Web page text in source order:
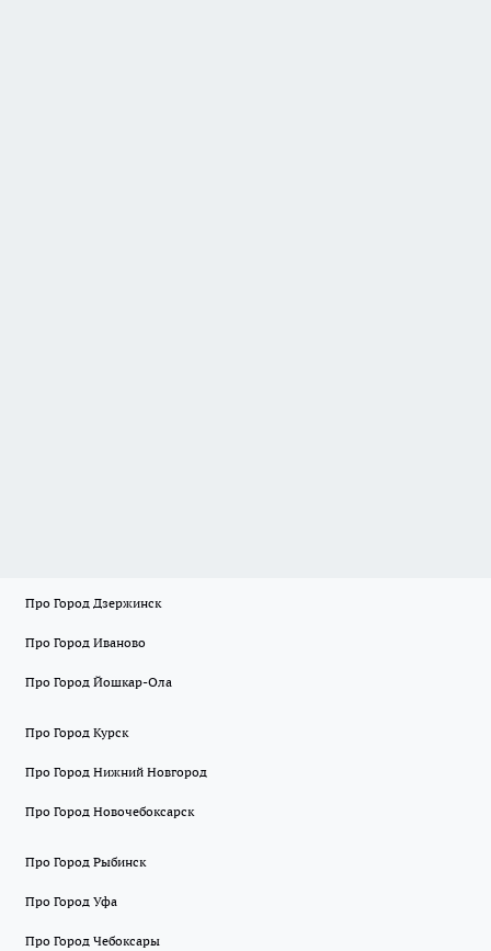
Про Город Дзержинск
Про Город Иваново
Про Город Йошкар-Ола
Про Город Курск
Про Город Нижний Новгород
Про Город Новочебоксарск
Про Город Рыбинск
Про Город Уфа
Про Город Чебоксары